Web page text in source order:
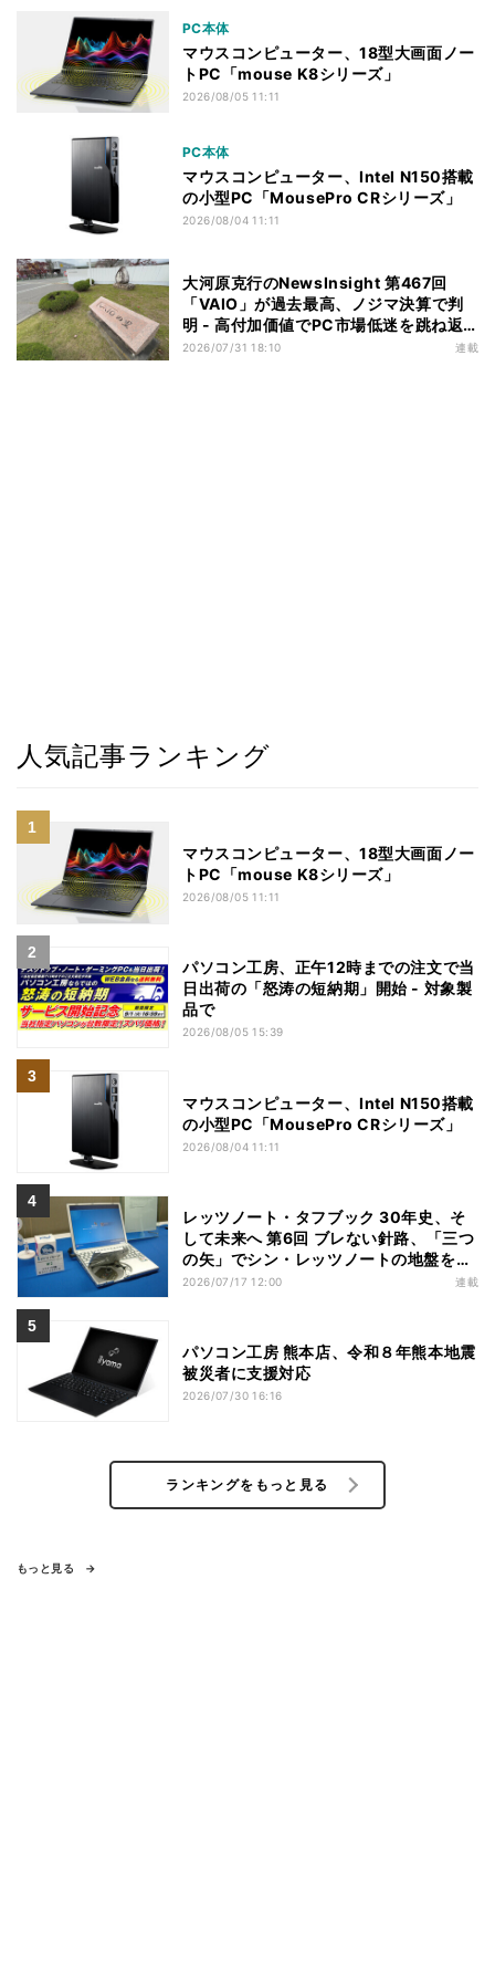
PC本体
マウスコンピューター、18型大画面ノー
トPC「mouse K8シリーズ」
2026/08/05 11:11
PC本体
マウスコンピューター、Intel N150搭載
の小型PC「MousePro CRシリーズ」
2026/08/04 11:11
大河原克行のNewsInsight 第467回
「VAIO」が過去最高、ノジマ決算で判
明 - 高付加価値でPC市場低迷を跳ね返
す
2026/07/31 18:10 連載
人気記事ランキング
マウスコンピューター、18型大画面ノー
トPC「mouse K8シリーズ」
2026/08/05 11:11
パソコン工房、正午12時までの注文で当
日出荷の「怒涛の短納期」開始 - 対象製
品で
2026/08/05 15:39
マウスコンピューター、Intel N150搭載
の小型PC「MousePro CRシリーズ」
2026/08/04 11:11
レッツノート・タフブック 30年史、そ
して未来へ 第6回 ブレない針路、「三つ
の矢」でシン・レッツノートの地盤を築
く
2026/07/17 12:00 連載
パソコン工房 熊本店、令和８年熊本地震
被災者に支援対応
2026/07/30 16:16
ランキングをもっと見る
もっと見る